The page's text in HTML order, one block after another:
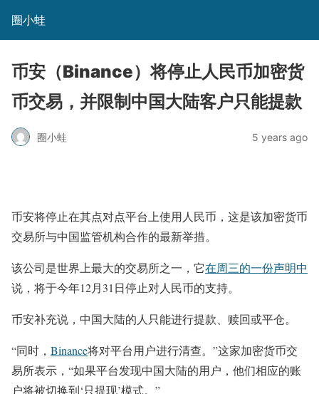
圈小蛙
币安（Binance）将停止人民币加密货
币交易，并限制中国大陆客户只能提款
圈小蛙 5 years ago
币安将停止在其点对点平台上使用人民币，这是该加密货币
交易所与中国监管机构合作的最新举措。
该公司是世界上最大的交易所之一，它在周三的一份声明中
说，将于今年12月31日停止对人民币的支持。
币安补充说，中国大陆的人只能进行提款、赎回或平仓。
“同时， Binance将对平台用户进行清查。”这家加密货币交
易所表示，“如果平台发现中国大陆的用户，他们相应的账
户将被切换到‘只提现’模式。”